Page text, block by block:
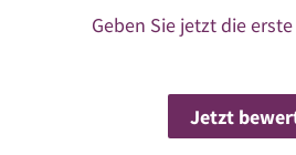
Geben Sie jetzt die
Jetzt